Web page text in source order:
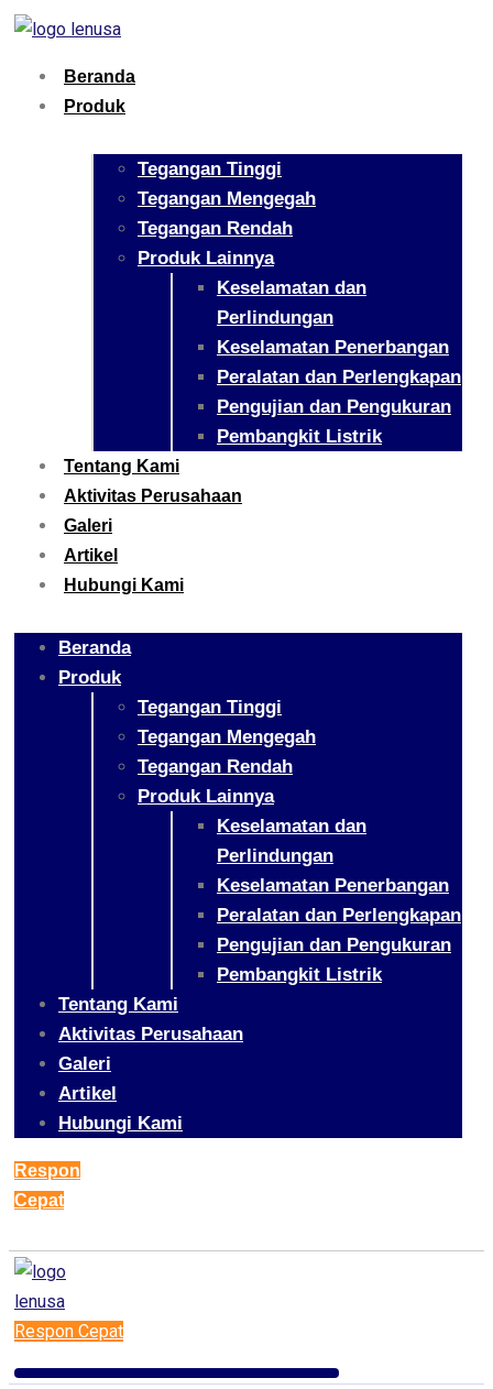
Beranda
Produk
Tegangan Tinggi
Tegangan Mengegah
Tegangan Rendah
Produk Lainnya
Keselamatan dan
Perlindungan
Keselamatan Penerbangan
Peralatan dan Perlengkapan
Pengujian dan Pengukuran
Pembangkit Listrik
Tentang Kami
Aktivitas Perusahaan
Galeri
Artikel
Hubungi Kami
Beranda
Produk
Tegangan Tinggi
Tegangan Mengegah
Tegangan Rendah
Produk Lainnya
Keselamatan dan
Perlindungan
Keselamatan Penerbangan
Peralatan dan Perlengkapan
Pengujian dan Pengukuran
Pembangkit Listrik
Tentang Kami
Aktivitas Perusahaan
Galeri
Artikel
Hubungi Kami
Respon
Cepat
Respon Cepat